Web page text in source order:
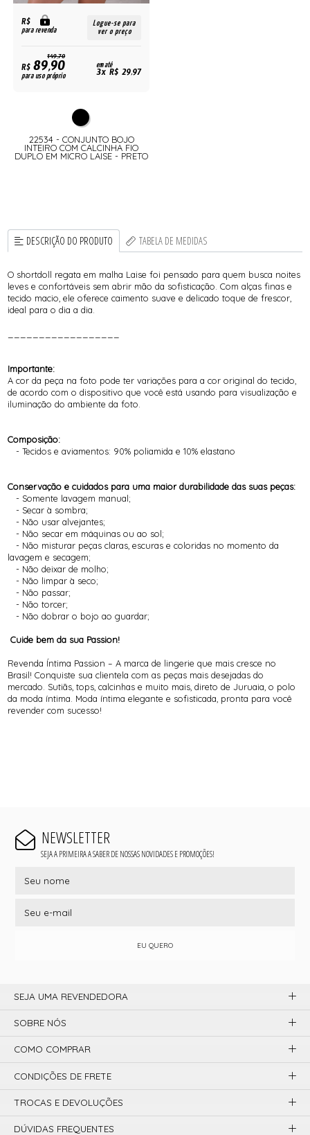
R$
para revenda
Logue-se para
ver o preço
149,70
R$89,90
para uso próprio
em até
3x R$ 29,97
22534 - CONJUNTO BOJO
INTEIRO COM CALCINHA FIO
DUPLO EM MICRO LAISE - PRETO
DESCRIÇÃO DO PRODUTO TABELA DE MEDIDAS
O shortdoll regata em malha Laise foi pensado para quem busca noites
leves e confortáveis sem abrir mão da sofisticação. Com alças finas e
tecido macio, ele oferece caimento suave e delicado toque de frescor,
ideal para o dia a dia.
Importante:
A cor da peça na foto pode ter variações para a cor original do tecido,
de acordo com o dispositivo que você está usando para visualização e
iluminação do ambiente da foto.
Composição:
- Tecidos e aviamentos: 90% poliamida e 10% elastano
Conservação e cuidados para uma maior durabilidade das suas peças:
- Somente lavagem manual;
- Secar à sombra;
- Não usar alvejantes;
- Não secar em máquinas ou ao sol;
- Não misturar peças claras, escuras e coloridas no momento da
lavagem e secagem;
- Não deixar de molho;
- Não limpar à seco;
- Não passar;
- Não torcer;
- Não dobrar o bojo ao guardar;
Cuide bem da sua Passion!
Revenda Íntima Passion – A marca de lingerie que mais cresce no
Brasil! Conquiste sua clientela com as peças mais desejadas do
mercado. Sutiãs, tops, calcinhas e muito mais, direto de Juruaia, o polo
da moda íntima. Moda íntima elegante e sofisticada, pronta para você
revender com sucesso!
NEWSLETTER
SEJA A PRIMEIRA A SABER DE NOSSAS NOVIDADES E PROMOÇÕES!
EU QUERO
SEJA UMA REVENDEDORA
SOBRE NÓS
COMO COMPRAR
CONDIÇÕES DE FRETE
TROCAS E DEVOLUÇÕES
DÚVIDAS FREQUENTES